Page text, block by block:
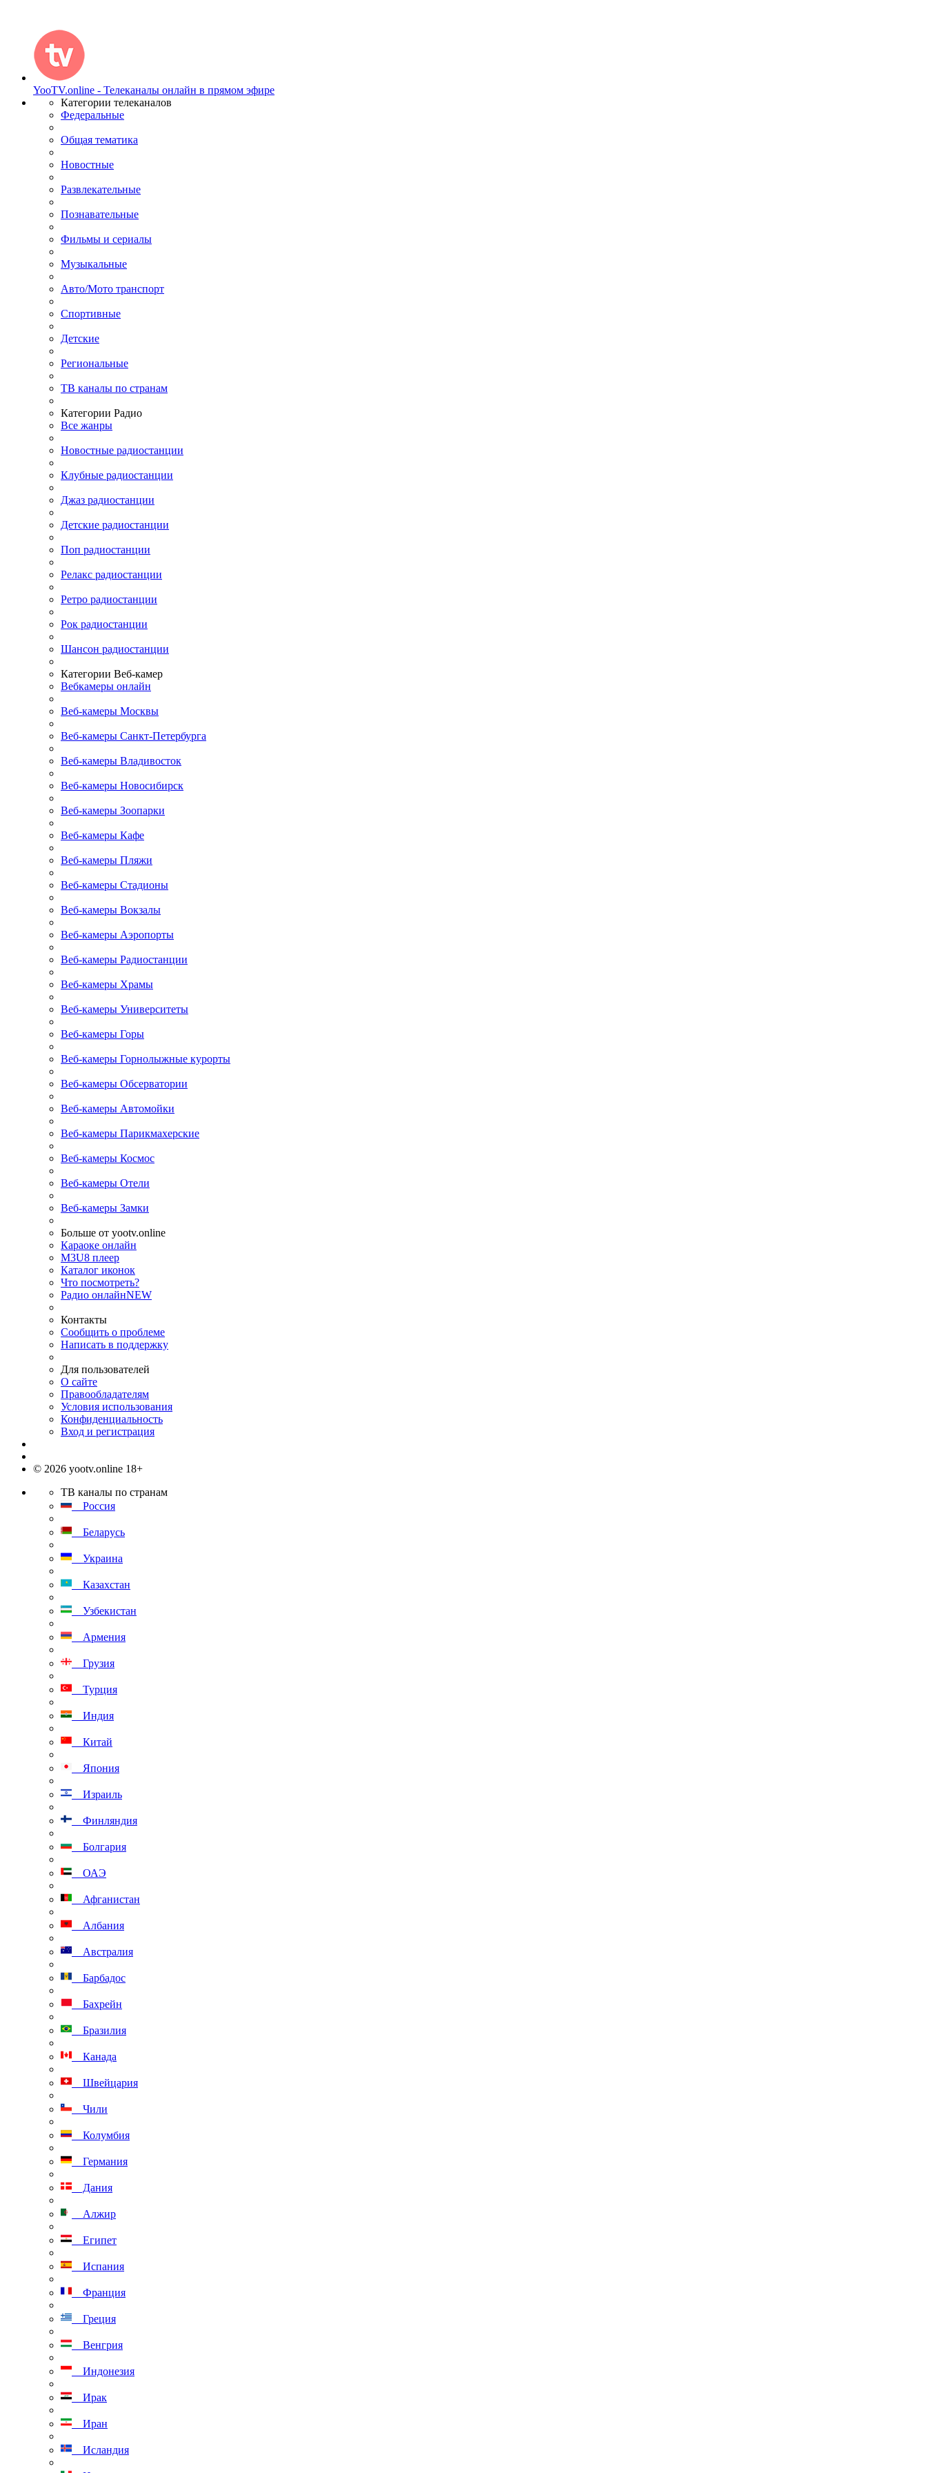
YooTV.online - Телеканалы онлайн в прямом эфире
Категории телеканалов
Федеральные
Общая тематика
Новостные
Развлекательные
Познавательные
Фильмы и сериалы
Музыкальные
Авто/Мото транспорт
Спортивные
Детские
Региональные
ТВ каналы по странам
Категории Радио
Все жанры
Новостные радиостанции
Клубные радиостанции
Джаз радиостанции
Детские радиостанции
Поп радиостанции
Релакс радиостанции
Ретро радиостанции
Рок радиостанции
Шансон радиостанции
Категории Веб-камер
Вебкамеры онлайн
Веб-камеры Москвы
Веб-камеры Санкт-Петербурга
Веб-камеры Владивосток
Веб-камеры Новосибирск
Веб-камеры Зоопарки
Веб-камеры Кафе
Веб-камеры Пляжи
Веб-камеры Стадионы
Веб-камеры Вокзалы
Веб-камеры Аэропорты
Веб-камеры Радиостанции
Веб-камеры Храмы
Веб-камеры Университеты
Веб-камеры Горы
Веб-камеры Горнолыжные курорты
Веб-камеры Обсерватории
Веб-камеры Автомойки
Веб-камеры Парикмахерские
Веб-камеры Космос
Веб-камеры Отели
Веб-камеры Замки
Больше от yootv.online
Караоке онлайн
M3U8 плеер
Каталог иконок
Что посмотреть?
Радио онлайнNEW
Контакты
Сообщить о проблеме
Написать в поддержку
Для пользователей
О сайте
Правообладателям
Условия использования
Конфиденциальность
Вход и регистрация
© 2026 yootv.online 18+
ТВ каналы по странам
Россия
Беларусь
Украина
Казахстан
Узбекистан
Армения
Грузия
Турция
Индия
Китай
Япония
Израиль
Финляндия
Болгария
ОАЭ
Афганистан
Албания
Австралия
Барбадос
Бахрейн
Бразилия
Канада
Швейцария
Чили
Колумбия
Германия
Дания
Алжир
Египет
Испания
Франция
Греция
Венгрия
Индонезия
Ирак
Иран
Исландия